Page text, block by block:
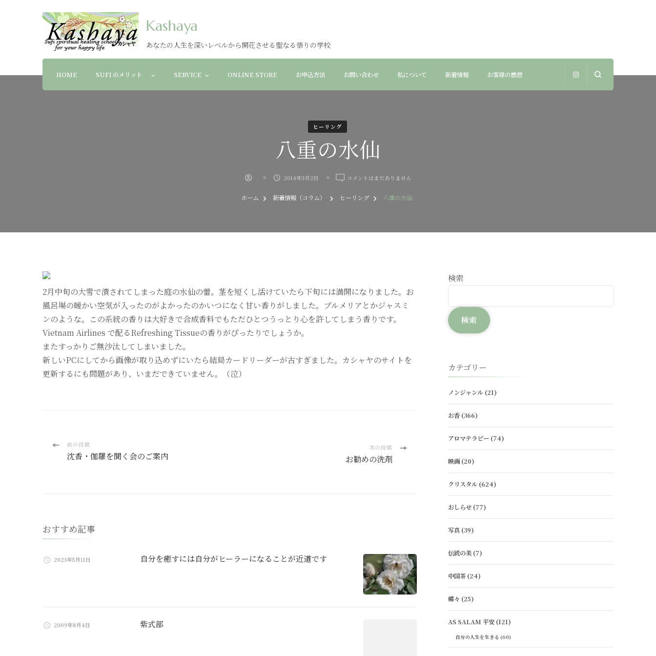
Kashaya
あなたの人生を深いレベルから開花させる聖なる悟りの学校
HOME SUFI のメリット SERVICE ONLINE STORE お申込方法 お問い合わせ 私について 新着情報 お客様の感想
ヒーリング
八重の水仙
2014年3月2日
八
の
コメントはまだありません
ホーム 新着情報（コラム） ヒーリング 八重の水仙
2月中旬の大雪で潰されてしまった庭の水仙の蕾。茎を短くし活けていたら下旬には満開になりました。お
風呂場の暖かい空気が入ったのがよかったのかいつになく甘い香りがしました。プルメリアとかジャスミ
ンのような。この系統の香りは大好きで合成香料でもただひとつうっとり心を許してしまう香りです。
Vietnam Airlines で配るRefreshing Tissueの香りがぴったりでしょうか。
またすっかりご無沙汰してしまいました。
新しいPCにしてから画像が取り込めずにいたら結局カードリーダーが古すぎました。カシャヤのサイトを
更新するにも問題があり、いまだできていません。（泣）
投
ゲ
ー
ン
前の投稿
沈香・伽羅を聞く会のご案内
次の投稿
お勧めの洗剤
おすすめ記事
2023年5月11日 自分を癒すには自分がヒーラーになることが近道です
2009年8月4日 紫式部
検索
検索
カテゴリー
ノンジャンル(21)
お香(366)
アロマテラピー(74)
映画(20)
クリスタル(624)
おしらせ(77)
写真(39)
伝統の美(7)
中国茶(24)
蝶々 (25)
AS SALAM 平安(121)
自分の人生を生きる (60)